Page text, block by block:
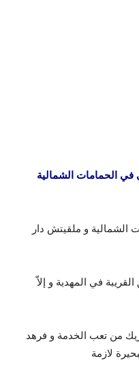
في الحمامات الشمالية (
الشمالية و ملقيتش دار
في المهدية و إلاّ
من تعب الخدمة و فرهد
لازمة